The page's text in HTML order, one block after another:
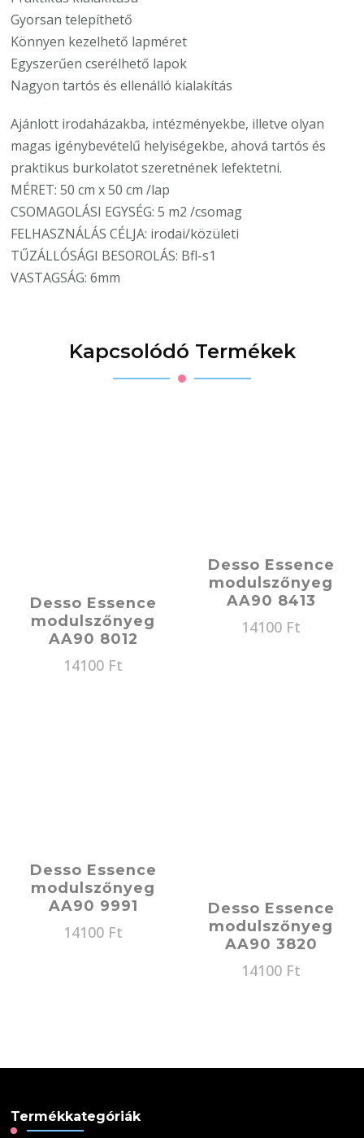
Gyorsan telepíthető
Könnyen kezelhető lapméret
Egyszerűen cserélhető lapok
Nagyon tartós és ellenálló kialakítás
Ajánlott irodaházakba, intézményekbe, illetve olyan
magas igénybevételű helyiségekbe, ahová tartós és
praktikus burkolatot szeretnének lefektetni.
MÉRET: 50 cm x 50 cm /lap
CSOMAGOLÁSI EGYSÉG: 5 m2 /csomag
FELHASZNÁLÁS CÉLJA: irodai/közületi
TŰZÁLLÓSÁGI BESOROLÁS: Bfl-s1
VASTAGSÁG: 6mm
Kapcsolódó Termékek
Desso Essence
modulszőnyeg
AA90 8012
14100 Ft
Desso Essence
modulszőnyeg
AA90 8413
14100 Ft
Desso Essence
modulszőnyeg
AA90 9991
14100 Ft
Desso Essence
modulszőnyeg
AA90 3820
14100 Ft
Termékkategóriák